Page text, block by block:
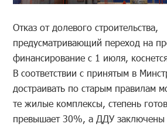
Отказ от долевого строительства,
предусматривающий переход на
финансирование с 1 июля,
В соответствии с принятым в
достраивать по старым правилам
те жилые комплексы, степень
превышает 30%, а ДДУ